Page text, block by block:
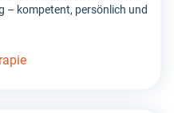
– kompetent, persönlich und